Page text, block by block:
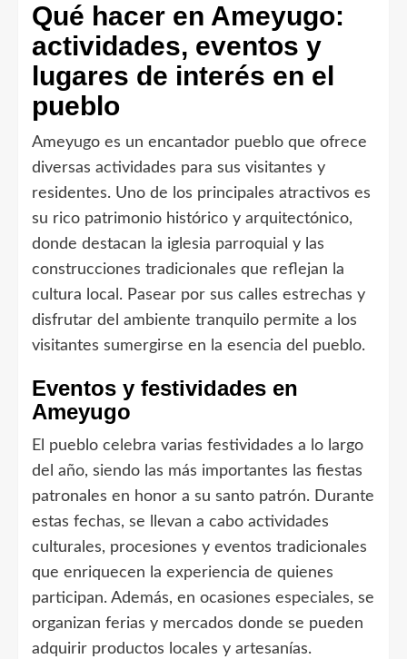
Qué hacer en Ameyugo:
actividades, eventos y
lugares de interés en el
pueblo
Ameyugo es un encantador pueblo que ofrece
diversas actividades para sus visitantes y
residentes. Uno de los principales atractivos es
su rico patrimonio histórico y arquitectónico,
donde destacan la iglesia parroquial y las
construcciones tradicionales que reflejan la
cultura local. Pasear por sus calles estrechas y
disfrutar del ambiente tranquilo permite a los
visitantes sumergirse en la esencia del pueblo.
Eventos y festividades en
Ameyugo
El pueblo celebra varias festividades a lo largo
del año, siendo las más importantes las fiestas
patronales en honor a su santo patrón. Durante
estas fechas, se llevan a cabo actividades
culturales, procesiones y eventos tradicionales
que enriquecen la experiencia de quienes
participan. Además, en ocasiones especiales, se
organizan ferias y mercados donde se pueden
adquirir productos locales y artesanías.